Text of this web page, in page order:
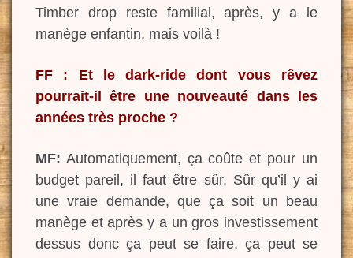
Timber drop reste familial, après, y a le
manège enfantin, mais voilà !
FF : Et le dark-ride dont vous rêvez
pourrait-il être une nouveauté dans les
années très proche ?
MF: Automatiquement, ça coûte et pour un
budget pareil, il faut être sûr. Sûr qu’il y ai
une vraie demande, que ça soit un beau
manège et après y a un gros investissement
dessus donc ça peut se faire, ça peut se